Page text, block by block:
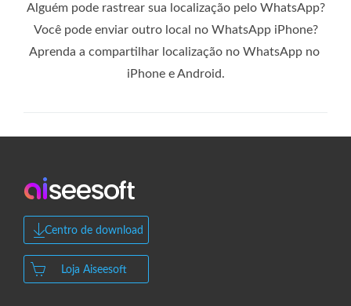
Alguém pode rastrear sua localização pelo WhatsApp?
Você pode enviar outro local no WhatsApp iPhone?
Aprenda a compartilhar localização no WhatsApp no ​​
iPhone e Android.
Centro de download
Loja Aiseesoft